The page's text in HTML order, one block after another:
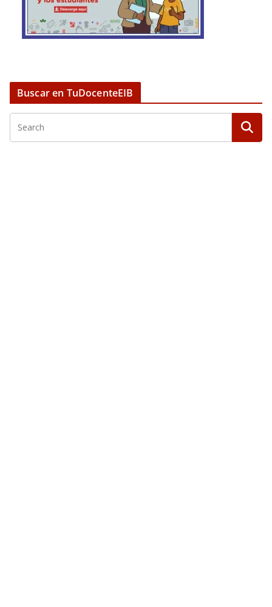
Buscar en TuDocenteEIB